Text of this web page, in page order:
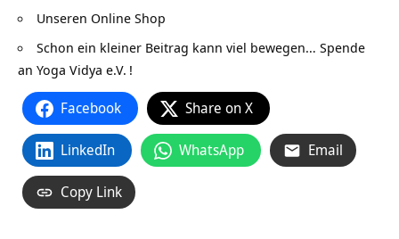
Unseren Online Shop
Schon ein kleiner Beitrag kann viel bewegen… Spende
an Yoga Vidya e.V. !
Facebook Share on X
LinkedIn WhatsApp Email
Copy Link